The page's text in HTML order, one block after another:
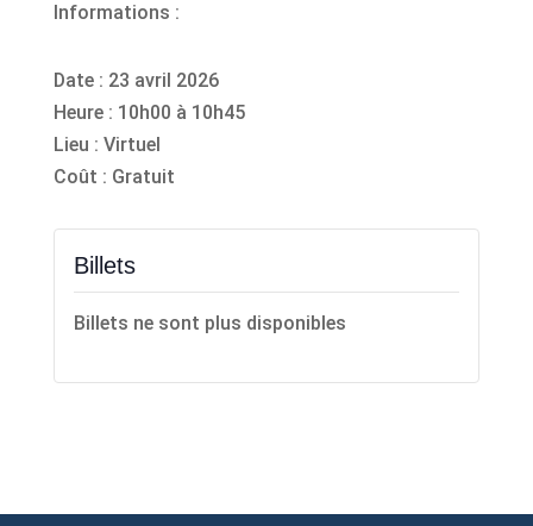
Informations :
Date : 23 avril 2026
Heure : 10h00 à 10h45
Lieu : Virtuel
Coût : Gratuit
Billets
Billets ne sont plus disponibles